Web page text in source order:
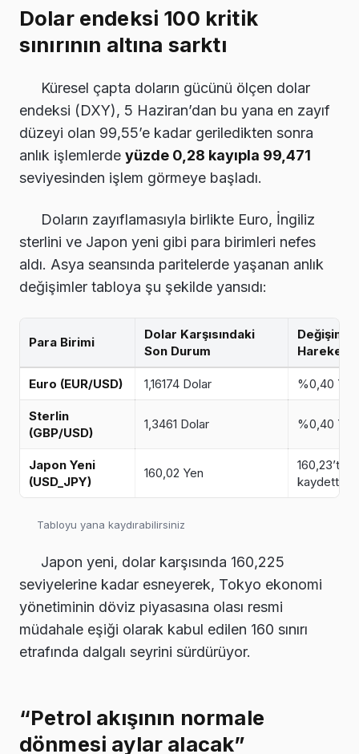
Dolar endeksi 100 kritik
sınırının altına sarktı
Küresel çapta doların gücünü ölçen dolar
endeksi (DXY), 5 Haziran’dan bu yana en zayıf
düzeyi olan 99,55’e kadar geriledikten sonra
anlık işlemlerde yüzde 0,28 kayıpla 99,471
seviyesinden işlem görmeye başladı.
Doların zayıflamasıyla birlikte Euro, İngiliz
sterlini ve Japon yeni gibi para birimleri nefes
aldı. Asya seansında paritelerde yaşanan anlık
değişimler tabloya şu şekilde yansıdı:
Para Birimi
Dolar Karşısındaki
Son Durum
Değişim
Hareket
Euro (EUR/USD) 1,16174 Dolar %0,40
Sterlin
(GBP/USD)
1,3461 Dolar %0,40
Japon Yeni
(USD_JPY)
160,02 Yen
kaydetti.
Tabloyu yana kaydırabilirsiniz
Japon yeni, dolar karşısında 160,225
seviyelerine kadar esneyerek, Tokyo ekonomi
yönetiminin döviz piyasasına olası resmi
müdahale eşiği olarak kabul edilen 160 sınırı
etrafında dalgalı seyrini sürdürüyor.
“Petrol akışının normale
dönmesi aylar alacak”